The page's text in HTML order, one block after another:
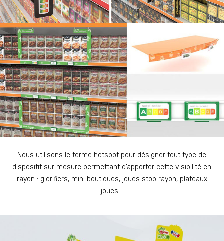
Nous utilisons le terme hotspot pour désigner tout type de
dispositif sur mesure permettant d’apporter cette visibilité en
rayon : glorifiers, mini boutiques, joues stop rayon, plateaux
joues…